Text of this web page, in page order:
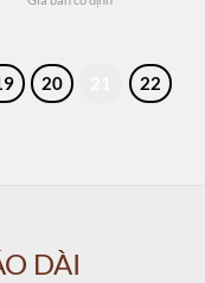
20
22
DÀI